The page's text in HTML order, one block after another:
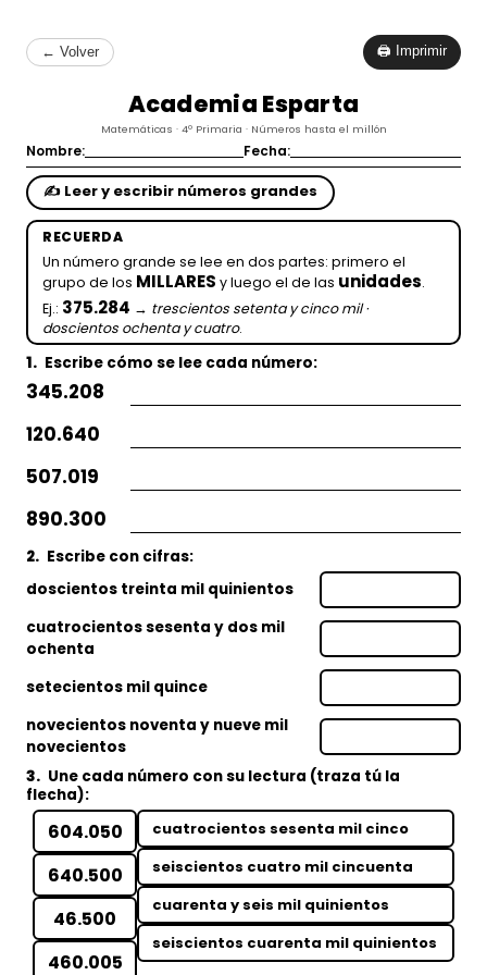
← Volver 🖨 Imprimir
Academia Esparta
Matemáticas · 4º Primaria · Números hasta el millón
Nombre: Fecha:
✍️ Leer y escribir números grandes
RECUERDA
Un número grande se lee en dos partes: primero el
grupo de los MILLARES y luego el de las unidades.
Ej.: 375.284 → trescientos setenta y cinco mil ·
doscientos ochenta y cuatro.
1. Escribe cómo se lee cada número:
345.208
120.640
507.019
890.300
2. Escribe con cifras:
doscientos treinta mil quinientos
cuatrocientos sesenta y dos mil
ochenta
setecientos mil quince
novecientos noventa y nueve mil
novecientos
3. Une cada número con su lectura (traza tú la
flecha):
604.050
640.500
46.500
460.005
cuatrocientos sesenta mil cinco
seiscientos cuatro mil cincuenta
cuarenta y seis mil quinientos
seiscientos cuarenta mil quinientos